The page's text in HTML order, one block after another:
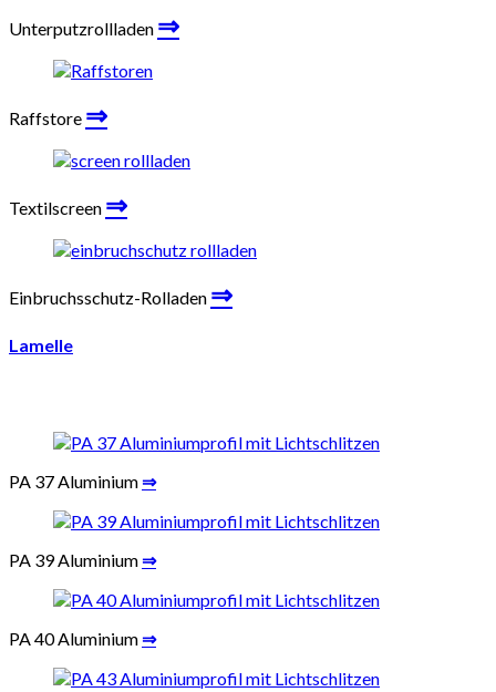
Unterputzrollladen ⇒
Raffstore ⇒
Textilscreen ⇒
Einbruchsschutz-Rolladen ⇒
Lamelle
PA 37 Aluminium ⇒
PA 39 Aluminium ⇒
PA 40 Aluminium ⇒